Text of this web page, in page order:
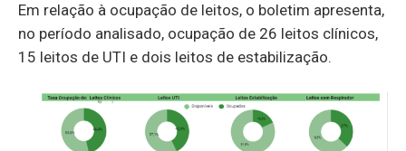
Em relação à ocupação de leitos, o boletim apresenta,
no período analisado, ocupação de 26 leitos clínicos,
15 leitos de UTI e dois leitos de estabilização.